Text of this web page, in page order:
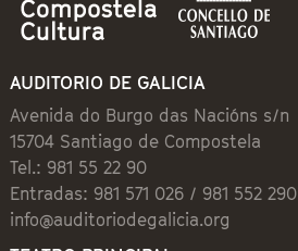
AUDITORIO DE GALICIA
Avenida do Burgo das Nacións s/n
15704 Santiago de Compostela
Tel.: 981 55 22 90
Entradas: 981 571 026 / 981 552 290
info@auditoriodegalicia.org